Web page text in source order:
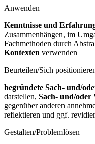
Anwenden
Kenntnisse und
Zusammenhängen, im
Fachmethoden durch
Kontexten verwenden
Beurteilen/Sich
begründete Sach- und/
darstellen, Sach- und/oder
gegenüber anderen
reflektieren und ggf.
Gestalten/Problemlösen